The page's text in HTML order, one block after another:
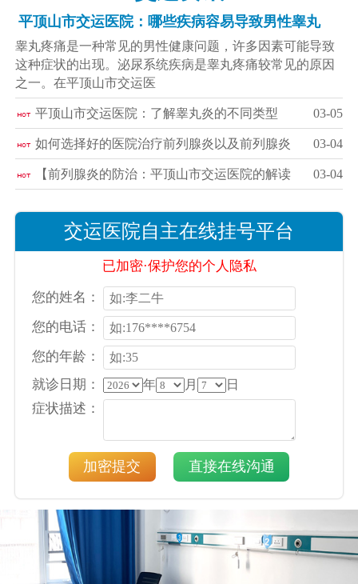
平顶山市交运医院：哪些疾病容易导致男性睾丸
睾丸疼痛是一种常见的男性健康问题，许多因素可能导致
这种症状的出现。泌尿系统疾病是睾丸疼痛较常见的原因
之一。在平顶山市交运医
平顶山市交运医院：了解睾丸炎的不同类型 03-05
如何选择好的医院治疗前列腺炎以及前列腺炎 03-04
【前列腺炎的防治：平顶山市交运医院的解读 03-04
交运医院自主在线挂号平台
已加密·保护您的个人隐私
您的姓名：
您的电话：
您的年龄：
就诊日期：
年 月 日
症状描述：
加密提交 直接在线沟通